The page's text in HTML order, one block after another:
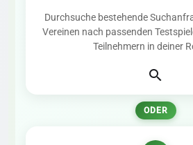
Durchsuche bestehende
Vereinen nach passenden
Teilnehmern in deiner
search
ODER